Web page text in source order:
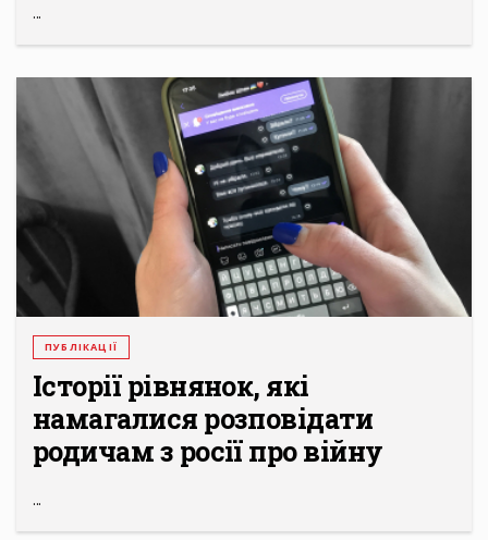
...
ПУБЛІКАЦІЇ
Історії рівнянок, які
намагалися розповідати
родичам з росії про війну
...